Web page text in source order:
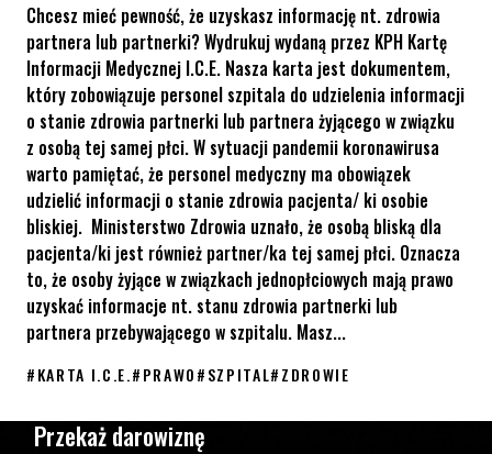
Chcesz mieć pewność, że uzyskasz informację nt. zdrowia
partnera lub partnerki? Wydrukuj wydaną przez KPH Kartę
Informacji Medycznej I.C.E. Nasza karta jest dokumentem,
który zobowiązuje personel szpitala do udzielenia informacji
o stanie zdrowia partnerki lub partnera żyjącego w związku
z osobą tej samej płci. W sytuacji pandemii koronawirusa
warto pamiętać, że personel medyczny ma obowiązek
udzielić informacji o stanie zdrowia pacjenta/ ki osobie
bliskiej. Ministerstwo Zdrowia uznało, że osobą bliską dla
pacjenta/ki jest również partner/ka tej samej płci. Oznacza
to, że osoby żyjące w związkach jednopłciowych mają prawo
uzyskać informacje nt. stanu zdrowia partnerki lub
partnera przebywającego w szpitalu. Masz...
#KARTA I.C.E.#PRAWO#SZPITAL#ZDROWIE
Przekaż darowiznę